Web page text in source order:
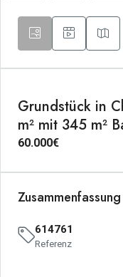
Grundstück in
m² mit 345 m²
60.000€
Zusammenfassung
614761
Referenz